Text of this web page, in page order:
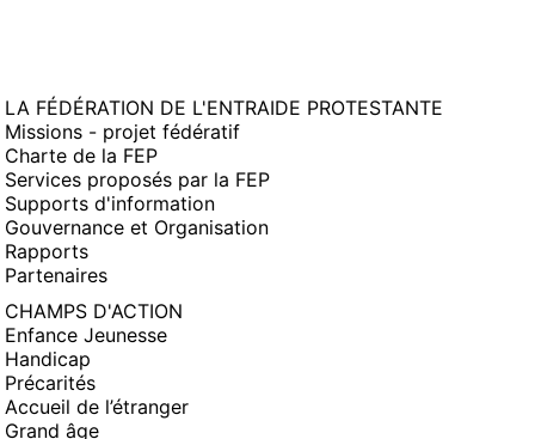
LA FÉDÉRATION DE L'ENTRAIDE PROTESTANTE
Missions - projet fédératif
Charte de la FEP
Services proposés par la FEP
Supports d'information
Gouvernance et Organisation
Rapports
Partenaires
CHAMPS D'ACTION
Enfance Jeunesse
Handicap
Précarités
Accueil de l’étranger
Grand âge